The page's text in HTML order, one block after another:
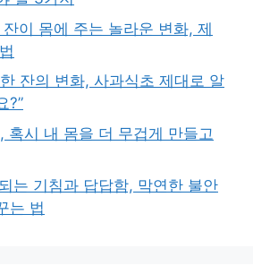
이 몸에 주는 놀라운 변화, 제
잔의 변화, 사과식초 제대로 알
?”
혹시 내 몸을 더 무겁게 만들고
는 기침과 답답함, 막연한 불안
는 법